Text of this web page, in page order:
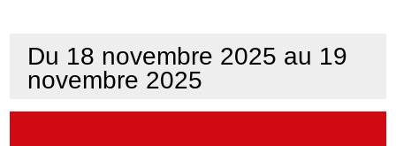
Du 18 novembre 2025 au 19
novembre 2025